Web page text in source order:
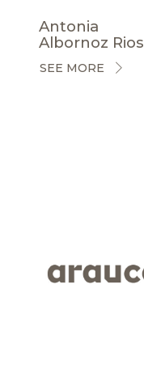
Antonia
Albornoz Rios
SEE MORE